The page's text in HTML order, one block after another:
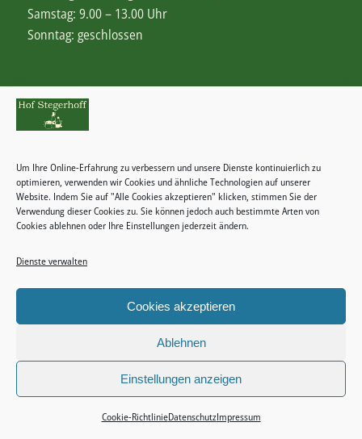
Um Ihre Online-Erfahrung zu verbessern und unsere Dienste kontinuierlich zu
optimieren, verwenden wir Cookies und ähnliche Technologien auf unserer
Website. Indem Sie auf "Alle Cookies akzeptieren" klicken, stimmen Sie der
Verwendung dieser Cookies zu. Sie können jedoch auch bestimmte Arten von
Cookies ablehnen oder Ihre Einstellungen jederzeit ändern.
Dienste verwalten
Cookies akzeptieren
Ablehnen
Einstellungen anzeigen
Cookie-RichtlinieDatenschutzImpressum
Samstag: 9.00 – 13.00 Uhr
Sonntag: geschlossen
Rechtliches
Widerrufsbelehrung
2024 © Copyright - Stegerhoff -Enfold WordPress Theme by Kriesi
Impressum Datenschutz
Allgemeine Geschäftsbedingungen
Cookie-Richtlinie (EU)